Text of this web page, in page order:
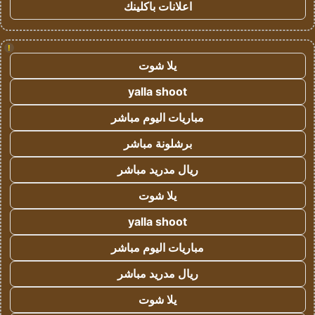
اعلانات باكلينك
!
يلا شوت
yalla shoot
مباريات اليوم مباشر
برشلونة مباشر
ريال مدريد مباشر
يلا شوت
yalla shoot
مباريات اليوم مباشر
ريال مدريد مباشر
يلا شوت